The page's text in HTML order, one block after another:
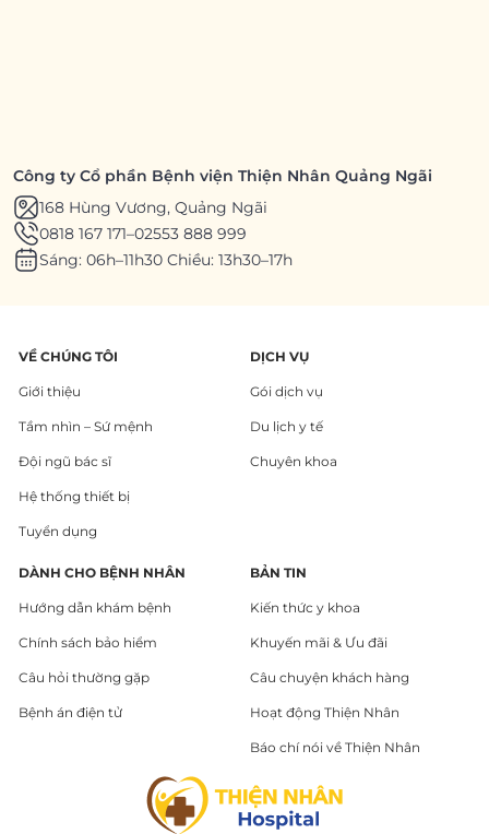
Công ty Cổ phần Bệnh viện Thiện Nhân Quảng Ngãi
168 Hùng Vương, Quảng Ngãi
0818 167 171–02553 888 999
Sáng: 06h–11h30 Chiều: 13h30–17h
VỀ CHÚNG TÔI
Giới thiệu
Tầm nhìn – Sứ mệnh
Đội ngũ bác sĩ
Hệ thống thiết bị
Tuyển dụng
DỊCH VỤ
Gói dịch vụ
Du lịch y tế
Chuyên khoa
DÀNH CHO BỆNH NHÂN
Hướng dẫn khám bệnh
Chính sách bảo hiểm
Câu hỏi thường gặp
Bệnh án điện tử
BẢN TIN
Kiến thức y khoa
Khuyến mãi & Ưu đãi
Câu chuyện khách hàng
Hoạt động Thiện Nhân
Báo chí nói về Thiện Nhân